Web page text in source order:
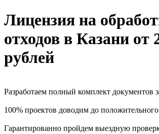
Лицензия на
отходов в Казани от
рублей
Разработаем полный комплект документов
100% проектов доводим до положительного
Гарантированно пройдем выездную